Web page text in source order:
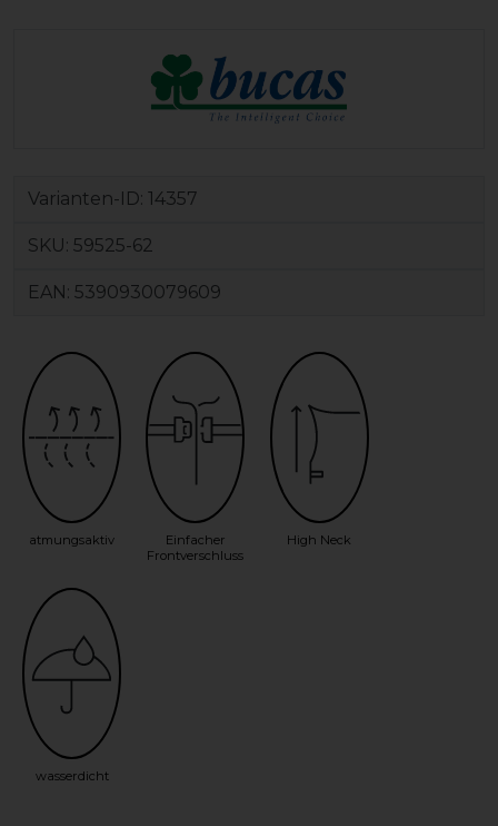
Varianten-ID: 14357
SKU: 59525-62
EAN: 5390930079609
atmungsaktiv
Einfacher
Frontverschluss
High Neck
wasserdicht